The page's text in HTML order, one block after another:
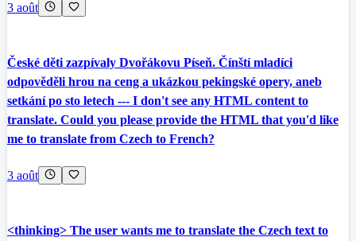
3 août
České děti zazpívaly Dvořákovu Píseň. Čínští mladíci
odpověděli hrou na ceng a ukázkou pekingské opery, aneb
setkání po sto letech --- I don't see any HTML content to
translate. Could you please provide the HTML that you'd like
me to translate from Czech to French?
3 août
<thinking> The user wants me to translate the Czech text to